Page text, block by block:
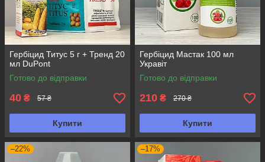
Гербіцид Титус 5 г + Тренд 20
мл DuPont
Готово до відправки
40 ₴ 57 ₴
Купити
Гербіцид Мастак 100 мл
Укравіт
Готово до відправки
210 ₴ 270 ₴
Купити
–22% –17%